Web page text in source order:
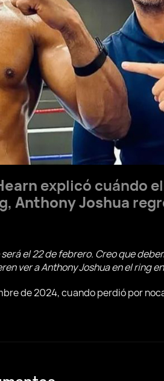
explicó cuándo
Anthony Joshua
el 22 de febrero. Creo que
ver a Anthony Joshua en el ring
de 2024, cuando perdió por